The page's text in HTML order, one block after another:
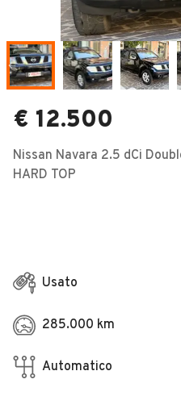
Camper
Veicoli Commerciali
Concessionari
€ 12.500
Nissan Navara 2.5 dCi
HARD TOP
Usato
285.000 km
Automatico